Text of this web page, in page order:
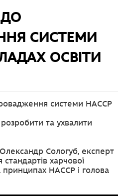
СИСТЕМИ
ОСВІТИ
системи НАССР
та ухвалити
Сологуб, експерт
харчової
принципах НАССР і голова